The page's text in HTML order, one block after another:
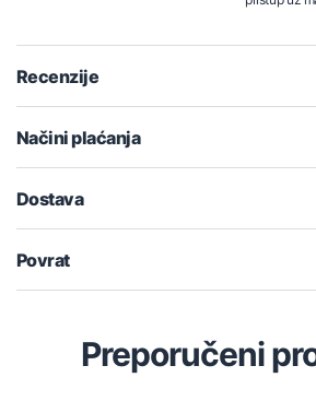
Recenzije
Načini plaćanja
Dostava
Povrat
Preporučeni